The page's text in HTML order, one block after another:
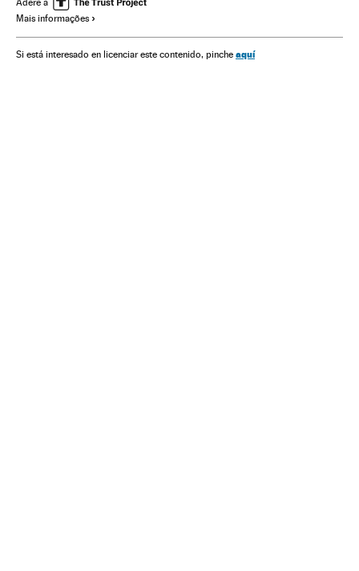
Adere a
Mais informações
Si está interesado en licenciar este contenido, pinche aquí